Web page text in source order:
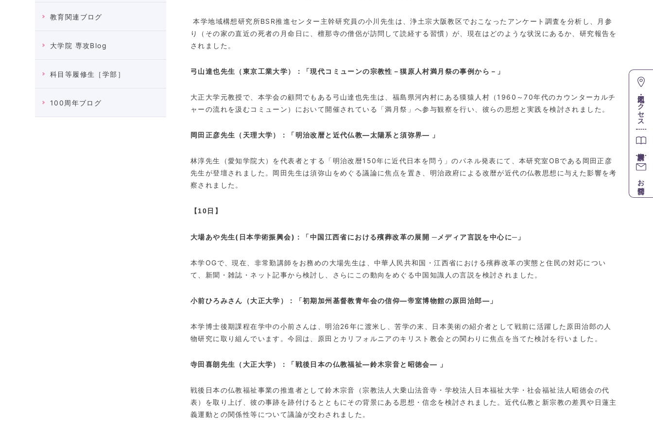
教育関連ブログ
大学院 専攻Blog
科目等履修生［学部］
100周年ブログ
本学地域構想研究所BSR推進センター主幹研究員の小川先生は、浄土宗大阪教区でおこなったアンケート調査を分析し、月参
り（その家の直近の死者の月命日に、檀那寺の僧侶が訪問して読経する習慣）が、現在はどのような状況にあるか、研究報告を
されました。
弓山達也先生（東京工業大学）：「現代コミューンの宗教性－獏原人村満月祭の事例から－」
大正大学元教授で、本学会の顧問でもある弓山達也先生は、福島県河内村にある獏猿人村（ 1960 ～70年代のカウンターカルチ
ャーの流れを汲むコミューン）において開催されている「満月祭」へ参与観察を行い、彼らの思想と実践を検討されました。
岡田正彦先生（天理大学）：「明治改暦と近代仏教―太陽系と須弥界― 」
林淳先生（愛知学院大）を代表者とする「明治改暦150年に近代日本を問う」のパネル発表にて、本研究室 OBである岡田正彦
先生が登壇されました。岡田先生は須弥山をめぐる議論に焦点を置き、明治政府による改暦が近代の仏教思想に与えた影響を考
察されました。
【10日】
大場あや先生(日本学術振興会)：「中国江西省における殯葬改革の展開 ─メディア言説を中心に─」
本学OGで、現在、非常勤講師をお務めの大場先生は、中華人民共和国・江西省における殯葬改革の実態と住民の対応につい
て、新聞・雑誌・ネット記事から検討し、さらにこの動向をめぐる中国知識人の言説を検討されました。
小前ひろみさん（大正大学）：「初期加州基督教青年会の信仰―帝室博物館の原田治郎―」
本学博士後期課程在学中の小前さんは、明治26年に渡米し、苦学の末、日本美術の紹介者として戦前に活躍した原田治郎の人
物研究に取り組んでいます。今回は、原田とカリフォルニアのキリスト教会との関わりに焦点を当てた検討を行いました。
寺田喜朗先生（大正大学）：「戦後日本の仏教福祉―鈴木宗音と昭徳会― 」
戦後日本の仏教福祉事業の推進者として鈴木宗音（宗教法人大乗山法音寺・学校法人日本福祉大学・社会福祉法人昭徳会の代
表）を取り上げ、彼の事跡を跡付けるとともにその背景にある思想・信念を検討されました。近代仏教と新宗教の差異や日蓮主
義運動との関係性等について議論が交わされました。
地図・アクセス
お問合せ